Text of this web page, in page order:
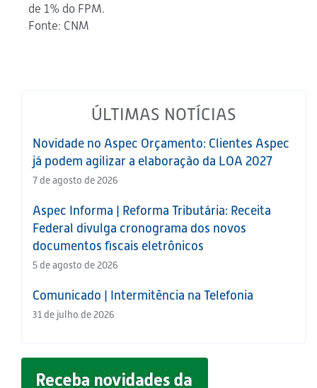
de 1% do FPM.
Fonte: CNM
ÚLTIMAS NOTÍCIAS
Novidade no Aspec Orçamento: Clientes Aspec
já podem agilizar a elaboração da LOA 2027
7 de agosto de 2026
Aspec Informa | Reforma Tributária: Receita
Federal divulga cronograma dos novos
documentos fiscais eletrônicos
5 de agosto de 2026
Comunicado | Intermitência na Telefonia
31 de julho de 2026